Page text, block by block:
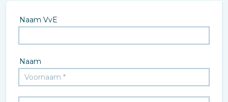
Naam VvE
Naam